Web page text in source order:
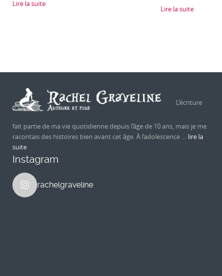
Lire la suite
Lire la suite
L’écriture
fait partie de ma vie quotidienne depuis l’âge de 10 ans, mais je me
racontais des histoires bien avant cet âge. À l’adolescence … lire la
suite
Instagram
rachelgraveline